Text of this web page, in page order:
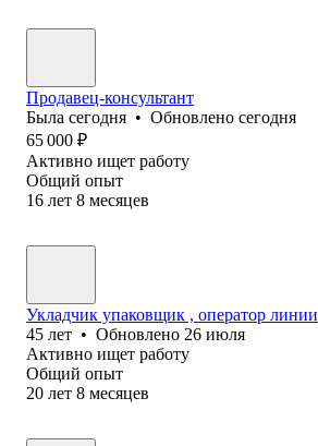
Продавец-консультант
Была сегодня • Обновлено сегодня
65 000 ₽
Активно ищет работу
Общий опыт
16 лет 8 месяцев
Укладчик упаковщик , оператор линии
45 лет • Обновлено 26 июля
Активно ищет работу
Общий опыт
20 лет 8 месяцев